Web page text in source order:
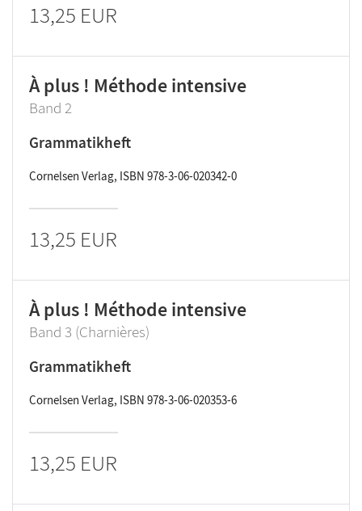
13,25 EUR
À plus ! Méthode intensive
Band 2
Grammatikheft
Cornelsen Verlag, ISBN 978-3-06-020342-0
13,25 EUR
À plus ! Méthode intensive
Band 3 (Charnières)
Grammatikheft
Cornelsen Verlag, ISBN 978-3-06-020353-6
13,25 EUR